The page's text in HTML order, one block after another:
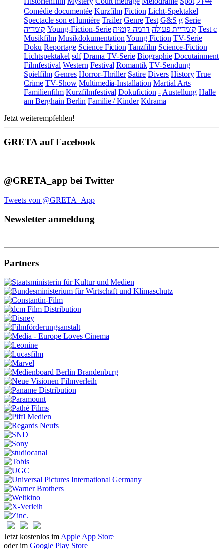
Comédie documentée Kurzfilm Fiction Licht-Spektakel
Spectacle son et lumière Trailer Genre Test G&S g Serie
קומדיה Young-Fiction-Serie קומדיית פעולה דרמה קומית
Test c
Musikfilm Musikdokumentation Young Fiction TV-Serie
Doku Reportage Science Fiction Tanzfilm Science-Fiction
Lichtspektakel sdf Drama TV-Serie Biographie Docutainment
Filmfestival Western Festival Romantik TV-Sendung
Spielfilm Genres Horror-Thriller Satire Divers History True
Crime TV-Show Multimedia-Installation Martial Arts
Familienfilm Kurzfilmfestival Dokufiction - Austellung Halle
am Berghain Berlin Familie / Kinder Kdrama
Jetzt weiterempfehlen!
GRETA auf Facebook
@GRETA_app bei Twitter
Tweets von @GRETA_App
Newsletter anmeldung
Partners
Jetzt kostenlos im Apple App Store
oder im Google Play Store